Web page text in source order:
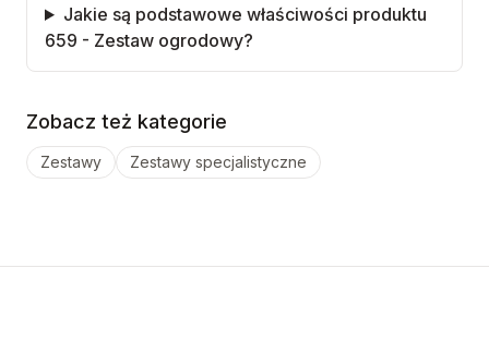
Jakie są podstawowe właściwości produktu
659 - Zestaw ogrodowy?
Zobacz też kategorie
Zestawy Zestawy specjalistyczne